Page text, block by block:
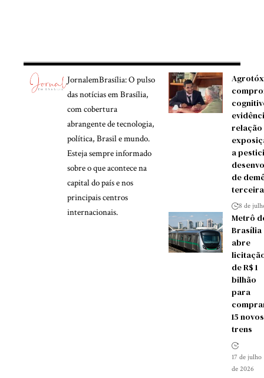
JornalemBrasília: O pulso
das notícias em Brasília,
com cobertura
abrangente de tecnologia,
política, Brasil e mundo.
Esteja sempre informado
sobre o que acontece na
capital do país e nos
principais centros
internacionais.
a
de
8 de
Metrô
Brasília
abre
de R$ 1
bilhão
para
15 novos
trens
17 de julho
de 2026